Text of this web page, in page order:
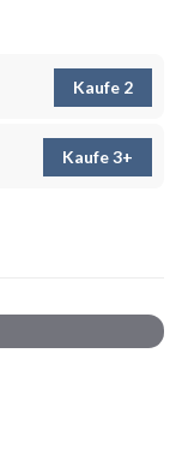
Kaufe 2
Kaufe 3+